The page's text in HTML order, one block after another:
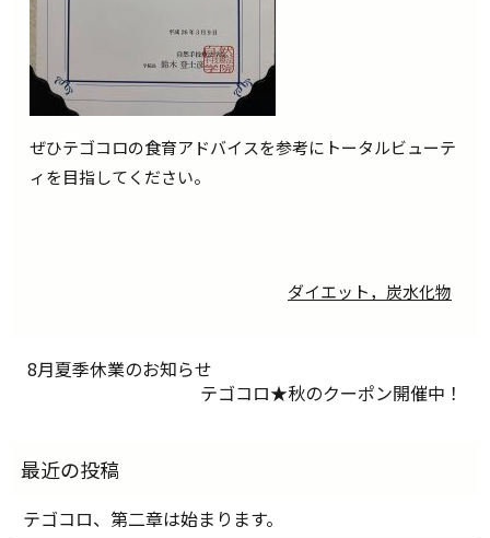
ぜひテゴコロの食育アドバイスを参考にトータルビューテ
ィを目指してください。
ダイエット，炭水化物
8月夏季休業のお知らせ
テゴコロ★秋のクーポン開催中！
テゴコロ、第二章は始まります。